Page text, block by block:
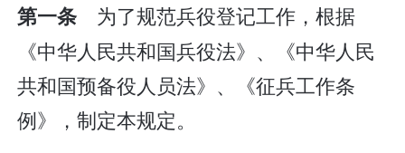
第一条 为了规范兵役登记工作，根据
《中华人民共和国兵役法》、《中华人民
共和国预备役人员法》、《征兵工作条
例》，制定本规定。